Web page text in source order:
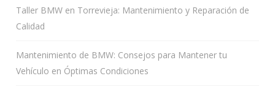
Taller BMW en Torrevieja: Mantenimiento y Reparación de
Calidad
Mantenimiento de BMW: Consejos para Mantener tu
Vehículo en Óptimas Condiciones